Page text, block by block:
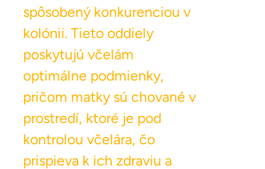
spôsobený konkurenciou v
kolónii. Tieto oddiely
poskytujú včelám
optimálne podmienky,
pričom matky sú chované v
prostredí, ktoré je pod
kontrolou včelára, čo
prispieva k ich zdraviu a